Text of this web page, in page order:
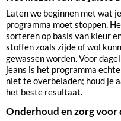
Laten we beginnen met wat
programma moet stoppen.
sorteren op basis van kleur
stoffen zoals zijde of wol
gewassen worden. Voor
jeans is het programma
niet te overbeladen; houd je
het beste resultaat.
Onderhoud en zorg